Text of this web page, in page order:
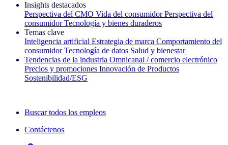
Insights destacados
Perspectiva del CMO Vida del consumidor Perspectiva del
consumidor Tecnología y bienes duraderos
Temas clave
Inteligencia artificial Estrategia de marca Comportamiento del
consumidor Tecnología de datos Salud y bienestar
Tendencias de la industria Omnicanal / comercio electrónico
Precios y promociones Innovación de Productos
Sostenibilidad/ESG
Buscar todos los empleos
Contáctenos